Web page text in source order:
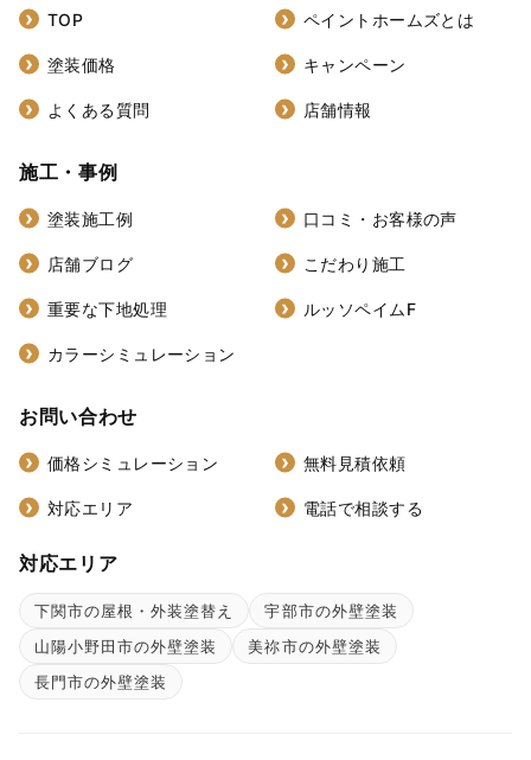
TOP ペイントホームズとは
塗装価格 キャンペーン
よくある質問 店舗情報
施工・事例
塗装施工例 口コミ・お客様の声
店舗ブログ こだわり施工
重要な下地処理 ルッソペイムF
カラーシミュレーション
お問い合わせ
価格シミュレーション 無料見積依頼
対応エリア 電話で相談する
対応エリア
下関市の屋根・外装塗替え
宇部市の外壁塗装
山陽小野田市の外壁塗装
美祢市の外壁塗装
長門市の外壁塗装